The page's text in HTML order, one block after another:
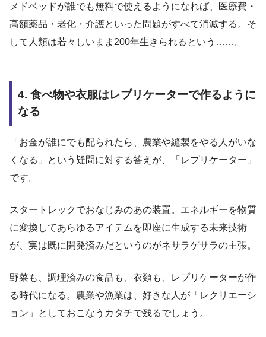
メドベッドが誰でも無料で使えるようになれば、医療費・
高額薬品・老化・介護といった問題がすべて消滅する。そ
して人類は若々しいまま200年生きられるという……。
4. 食べ物や衣服はレプリケーターで作るように
なる
「お金が誰にでも配られたら、農業や縫製をやる人がいな
くなる」という疑問に対する答えが、「レプリケーター」
です。
スタートレックでおなじみのあの装置。エネルギーを物質
に変換してあらゆるアイテムを即座に生成する未来技術
が、実は既に開発済みだというのがネサラゲサラの主張。
野菜も、調理済みの食品も、衣類も、レプリケーターが作
る時代になる。農業や漁業は、好きな人が「レクリエーシ
ョン」としておこなうカタチで残るでしょう。